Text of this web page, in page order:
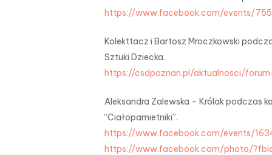
https://www.facebook.com/events/
Kolekttacz i Bartosz Mroczkowski
Sztuki Dziecka.
https://csdpoznan.pl/aktualnosci/
Aleksandra Zalewska – Królak podczas
“Ciałopamietniki”.
https://www.facebook.com/events/
https://www.facebook.com/photo/